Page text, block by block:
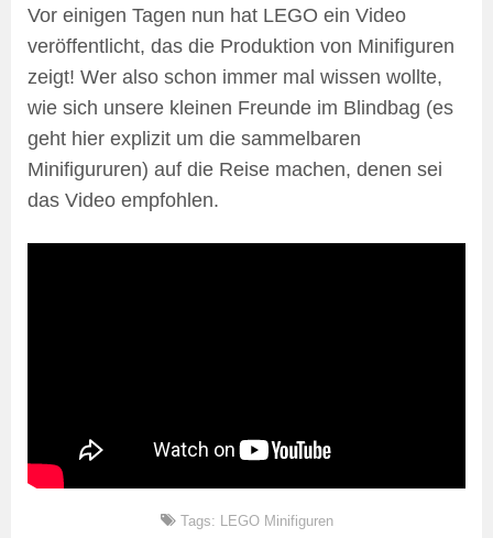
Vor einigen Tagen nun hat LEGO ein Video
veröffentlicht, das die Produktion von Minifiguren
zeigt! Wer also schon immer mal wissen wollte,
wie sich unsere kleinen Freunde im Blindbag (es
geht hier explizit um die sammelbaren
Minifigururen) auf die Reise machen, denen sei
das Video empfohlen.
Tags: LEGO Minifiguren